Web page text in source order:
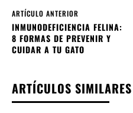
ARTÍCULO ANTERIOR
INMUNODEFICIENCIA FELINA:
8 FORMAS DE PREVENIR Y
CUIDAR A TU GATO
ARTÍCULOS SIMILARES